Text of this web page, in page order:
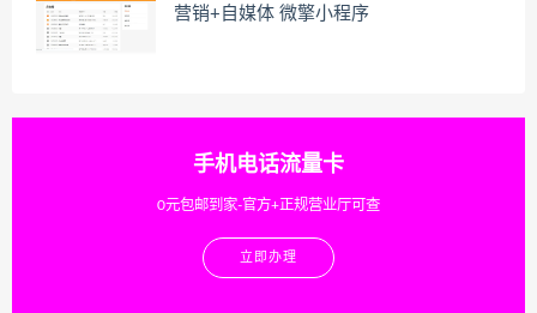
营销+自媒体 微擎小程序
手机电话流量卡
0元包邮到家-官方+正规营业厅可查
立即办理